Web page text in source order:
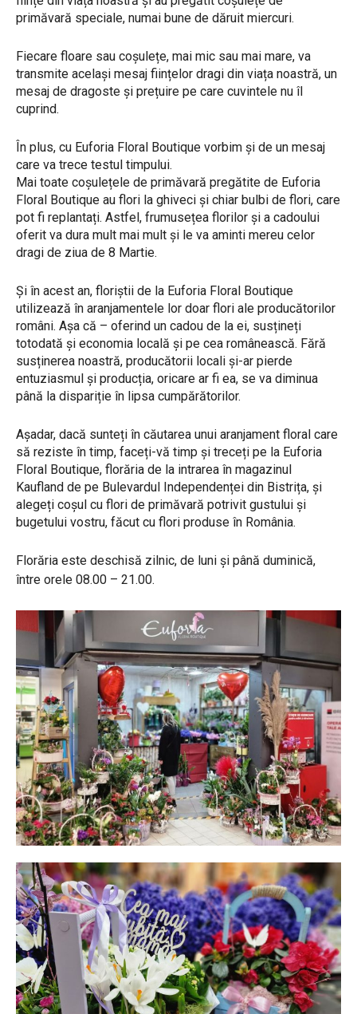
primăvară speciale, numai bune de dăruit miercuri.
Fiecare floare sau coșulețe, mai mic sau mai mare, va
transmite același mesaj ființelor dragi din viața noastră, un
mesaj de dragoste și prețuire pe care cuvintele nu îl
cuprind.
În plus, cu Euforia Floral Boutique vorbim și de un mesaj
care va trece testul timpului.
Mai toate coșulețele de primăvară pregătite de Euforia
Floral Boutique au flori la ghiveci și chiar bulbi de flori, care
pot fi replantați. Astfel, frumusețea florilor și a cadoului
oferit va dura mult mai mult și le va aminti mereu celor
dragi de ziua de 8 Martie.
Și în acest an, floriștii de la Euforia Floral Boutique
utilizează în aranjamentele lor doar flori ale producătorilor
români. Așa că – oferind un cadou de la ei, susțineți
totodată și economia locală și pe cea românească. Fără
susținerea noastră, producătorii locali și-ar pierde
entuziasmul și producția, oricare ar fi ea, se va diminua
până la dispariție în lipsa cumpărătorilor.
Așadar, dacă sunteți în căutarea unui aranjament floral care
să reziste în timp, faceți-vă timp și treceți pe la Euforia
Floral Boutique, florăria de la intrarea în magazinul
Kaufland de pe Bulevardul Independenței din Bistrița, și
alegeți coșul cu flori de primăvară potrivit gustului și
bugetului vostru, făcut cu flori produse în România.
Florăria este deschisă zilnic, de luni și până duminică,
între orele 08.00 – 21.00.